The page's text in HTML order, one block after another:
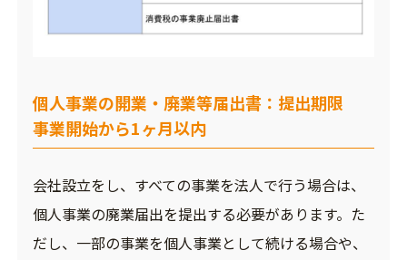
個人事業の開業・廃業等届出書：提出期限
事業開始から1ヶ月以内
会社設立をし、すべての事業を法人で行う場合は、
個人事業の廃業届出を提出する必要があります。た
だし、一部の事業を個人事業として続ける場合や、